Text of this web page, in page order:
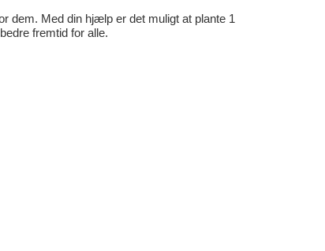
dem. Med din hjælp er det muligt at plante 1
fremtid for alle.